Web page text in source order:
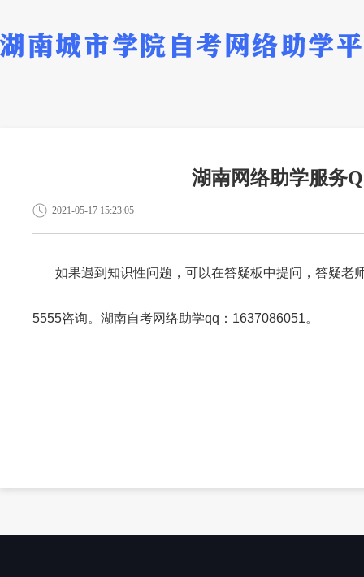
湖南网络助学服务
2021-05-17 15:23:05
如果遇到知识性问题，可以在答疑板中提问，答疑老
5555咨询。湖南自考网络助学qq：1637086051。